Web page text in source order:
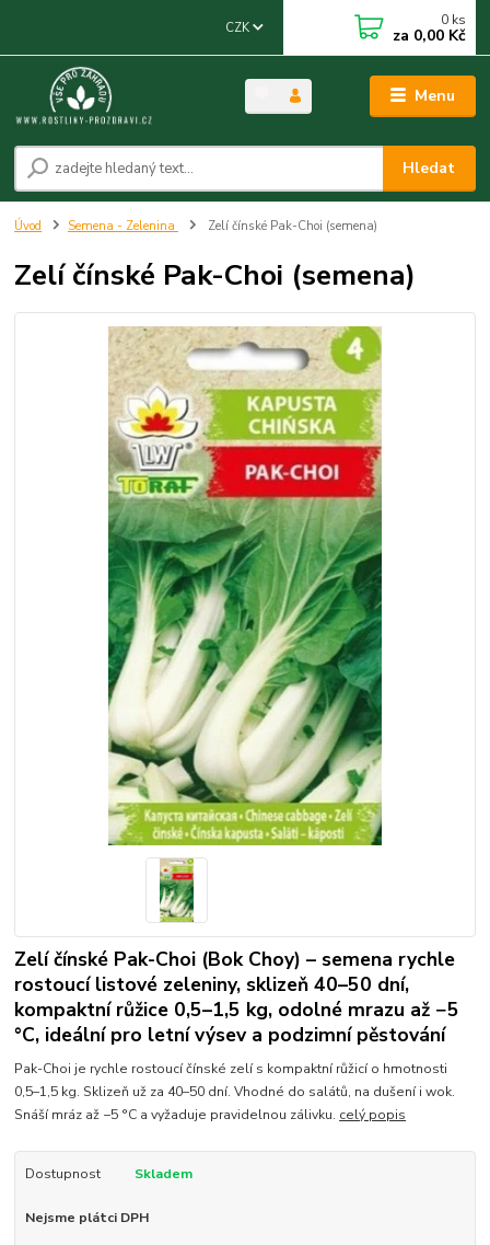
Menu
CZK
Hledat
0 ks
za 0,00 Kč
Úvod Semena - Zelenina Zelí čínské Pak-Choi (semena)
Zelí čínské Pak-Choi (semena)
Zelí čínské Pak-Choi (Bok Choy) – semena rychle
rostoucí listové zeleniny, sklizeň 40–50 dní,
kompaktní růžice 0,5–1,5 kg, odolné mrazu až −5
°C, ideální pro letní výsev a podzimní pěstování
Pak-Choi je rychle rostoucí čínské zelí s kompaktní růžicí o hmotnosti
0,5–1,5 kg. Sklizeň už za 40–50 dní. Vhodné do salátů, na dušení i wok.
Snáší mráz až −5 °C a vyžaduje pravidelnou zálivku. celý popis
Dostupnost Skladem
Nejsme plátci DPH